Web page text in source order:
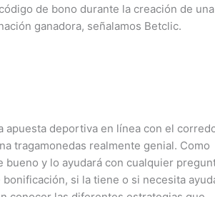
de bono durante la creación de una
ganadora, señalamos Betclic.
apuesta deportiva en línea con el
tragamonedas realmente genial. Como
y lo ayudará con cualquier
si la tiene o si necesita